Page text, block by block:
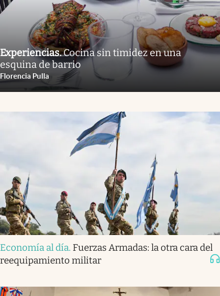
Experiencias.Cocina sin timidez en una
esquina de barrio
Florencia Pulla
Economía al día. Fuerzas Armadas: la otra cara del
reequipamiento militar